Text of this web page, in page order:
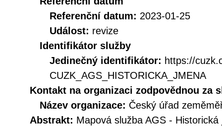
Referenční datum: 2023-01-25
Událost: revize
Identifikátor služby
Jedinečný identifikátor: https://
CUZK_AGS_HISTORICKA_JMENA
Kontakt na organizaci zodpovědnou za
Název organizace: Český úřad
Abstrakt: Mapová služba AGS -